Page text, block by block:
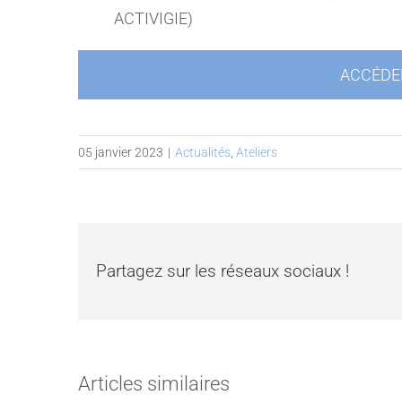
ACTIVIGIE)
05 janvier 2023 | Actualités Ateliers
Partagez sur les réseaux sociaux !
Articles similaires